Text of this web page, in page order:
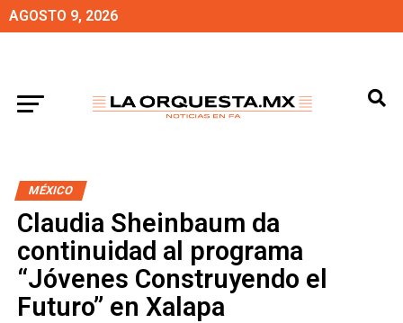
AGOSTO 9, 2026
MÉXICO
Claudia Sheinbaum da
continuidad al programa
“Jóvenes Construyendo el
Futuro” en Xalapa